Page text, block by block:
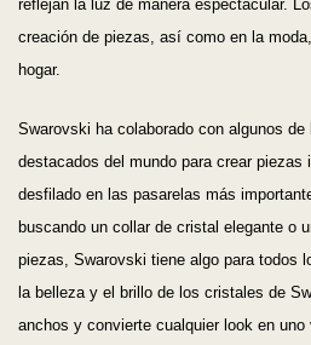
reflejan la luz de manera espectacular.
creación de piezas, así como en la
hogar.
Swarovski ha colaborado con algunos
destacados del mundo para crear piezas
desfilado en las pasarelas más
buscando un collar de cristal elegante o
piezas, Swarovski tiene algo para todos
la belleza y el brillo de los cristales de
anchos y convierte cualquier look en uno